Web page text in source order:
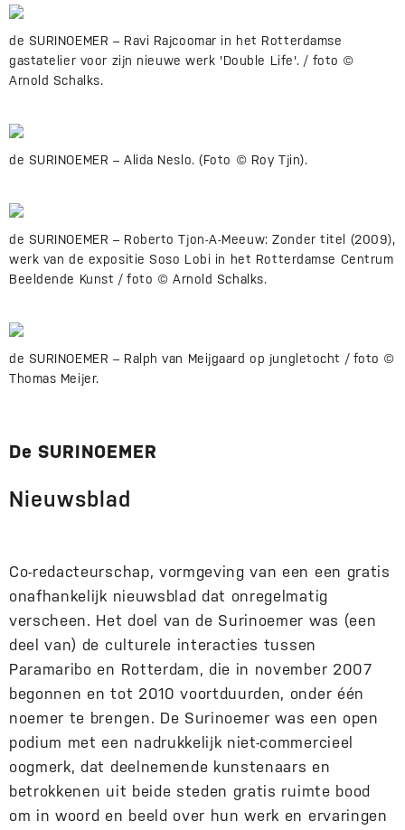
de SURINOEMER – Ravi Rajcoomar in het Rotterdamse
gastatelier voor zijn nieuwe werk 'Double Life'. / foto ©
Arnold Schalks.
de SURINOEMER – Alida Neslo. (Foto © Roy Tjin).
de SURINOEMER – Roberto Tjon-A-Meeuw: Zonder titel (2009),
werk van de expositie Soso Lobi in het Rotterdamse Centrum
Beeldende Kunst / foto © Arnold Schalks.
de SURINOEMER – Ralph van Meijgaard op jungletocht / foto ©
Thomas Meijer.
De SURINOEMER
Nieuwsblad
Co-redacteurschap, vormgeving van een een gratis
onafhankelijk nieuwsblad dat onregelmatig
verscheen. Het doel van de Surinoemer was (een
deel van) de culturele interacties tussen
Paramaribo en Rotterdam, die in november 2007
begonnen en tot 2010 voortduurden, onder één
noemer te brengen. De Surinoemer was een open
podium met een nadrukkelijk niet-commercieel
oogmerk, dat deelnemende kunstenaars en
betrokkenen uit beide steden gratis ruimte bood
om in woord en beeld over hun werk en ervaringen